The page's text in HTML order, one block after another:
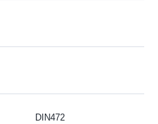
DIN472